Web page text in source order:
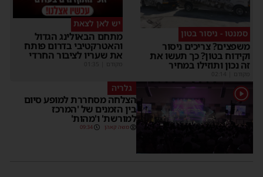
סמנטו - ניסור בטון
משפצים? צריכים ניסור
וקידוח בטון? כך תעשו את
זה נכון ותוזילו במחיר
מקודם
יש לאן לצאת
מתחם הבאולינג הגדול
והאטרקטיבי בדרום פותח
את שעריו לציבור החרדי
מקודם
1 גלריה
הצלחה מסחררת למופע סיום
בין הזמנים של 'המרכז
למורשת' ו'מהות'
משה קאהן 09:34